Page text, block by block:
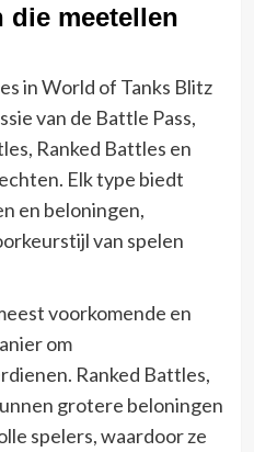
die meetellen
in World of Tanks Blitz
van de Battle Pass,
Ranked Battles en
Elk type biedt
en beloningen,
van spelen
voorkomende en
om
Ranked Battles,
grotere beloningen
spelers, waardoor ze